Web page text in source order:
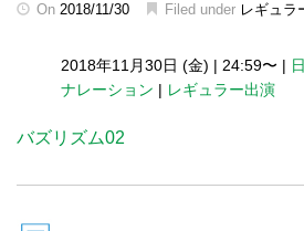
On 2018/11/30 Filed under レギュラ
2018年11月30日 (金) | 24:59〜 |
ナレーション | レギュラー出演
バズリズム02